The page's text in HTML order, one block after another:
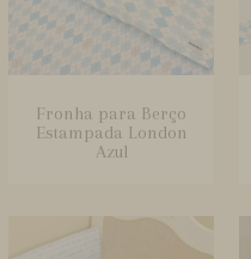
Fronha para Berço
Estampada London
Azul